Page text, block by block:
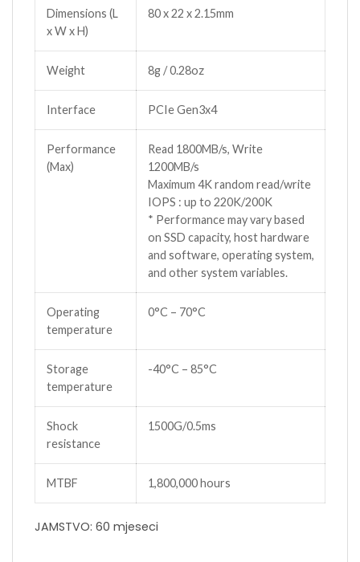
Dimensions (L
x W x H)
80 x 22 x 2.15mm
Weight 8g / 0.28oz
Interface PCIe Gen3x4
Performance
(Max)
Read 1800MB/s, Write
1200MB/s
Maximum 4K random read/write
IOPS : up to 220K/200K
* Performance may vary based
on SSD capacity, host hardware
and software, operating system,
and other system variables.
Operating
temperature
0°C – 70°C
Storage
temperature
-40°C – 85°C
Shock
resistance
1500G/0.5ms
MTBF 1,800,000 hours
JAMSTVO: 60 mjeseci